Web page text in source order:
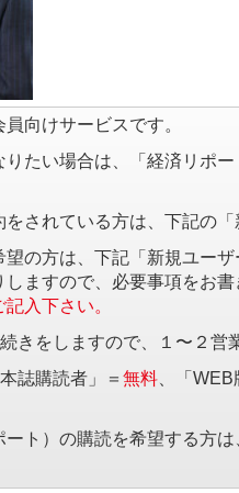
向けサービスです。
たい場合は、「経済リポ
されている方は、下記の「
の方は、下記「新規ユーザ
ますので、必要事項をお書
入下さい。
きをしますので、１〜２営
誌購読者」＝ 無料 、「
ト）の購読を希望する方は